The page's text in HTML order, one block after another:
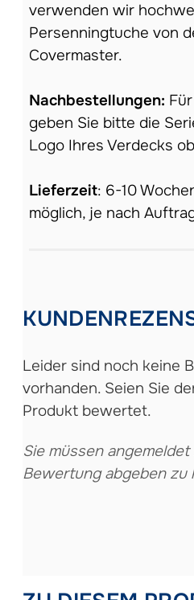
verwenden wir
Persenningtuche von
Covermaster.
Nachbestellungen:
geben Sie bitte die
Logo Ihres Verdecks
Lieferzeit: 6-10
möglich, je nach
Leider sind noch keine
vorhanden. Seien Sie
Produkt bewertet.
Sie müssen
Bewertung abgeben zu